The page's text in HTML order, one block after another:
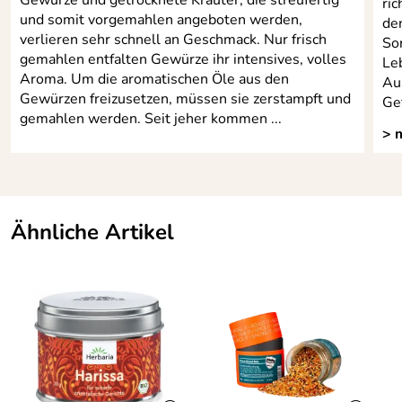
und somit vorgemahlen angeboten werden,
verlieren sehr schnell an Geschmack. Nur frisch
gemahlen entfalten Gewürze ihr intensives, volles
Aroma. Um die aromatischen Öle aus den
Gewürzen freizusetzen, müssen sie zerstampft und
gemahlen werden. Seit jeher kommen ...
>
Ähnliche Artikel